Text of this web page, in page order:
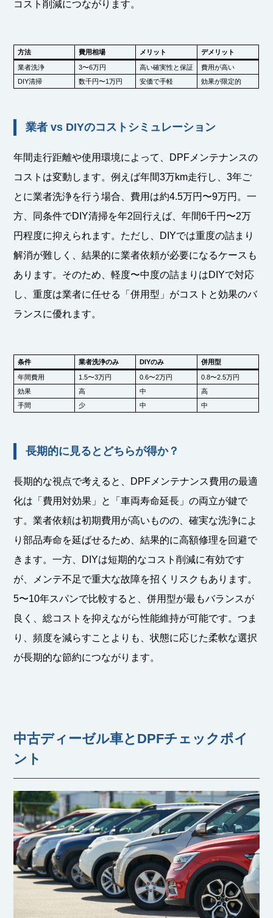
コスト削減につながります。
方法 費用相場 メリット デメリット
業者洗浄 3〜6万円 高い確実性と保証
費用が高い
DIY清掃
数千円〜1万円 安価で手軽 効果が限定的
業者 vs DIYのコストシミュレーション
年間走行距離や使用環境によって、DPFメンテナンスの
コストは変動します。例えば年間3万km走行し、3年ご
とに業者洗浄を行う場合、費用は約4.5万円〜9万円。一
方、同条件でDIY清掃を年2回行えば、年間6千円〜2万
円程度に抑えられます。ただし、DIYでは重度の詰まり
解消が難しく、結果的に業者依頼が必要になるケースも
あります。そのため、軽度〜中度の詰まりはDIYで対応
し、重度は業者に任せる「併用型」がコストと効果のバ
ランスに優れます。
条件 業者洗浄のみ DIYのみ 併用型
年間費用 1.5〜3万円 0.6〜2万円
0.8〜2.5万円
効果
高 中
高
手間
少 中 中
長期的に見るとどちらが得か？
長期的な視点で考えると、DPFメンテナンス費用の最適
化は「費用対効果」と「車両寿命延長」の両立が鍵で
す。業者依頼は初期費用が高いものの、確実な洗浄によ
り部品寿命を延ばせるため、結果的に高額修理を回避で
きます。一方、DIYは短期的なコスト削減に有効です
が、メンテ不足で重大な故障を招くリスクもあります。
5〜10年スパンで比較すると、併用型が最もバランスが
良く、総コストを抑えながら性能維持が可能です。つま
り、頻度を減らすことよりも、状態に応じた柔軟な選択
が長期的な節約につながります。
中古ディーゼル車とDPFチェックポイ
ント